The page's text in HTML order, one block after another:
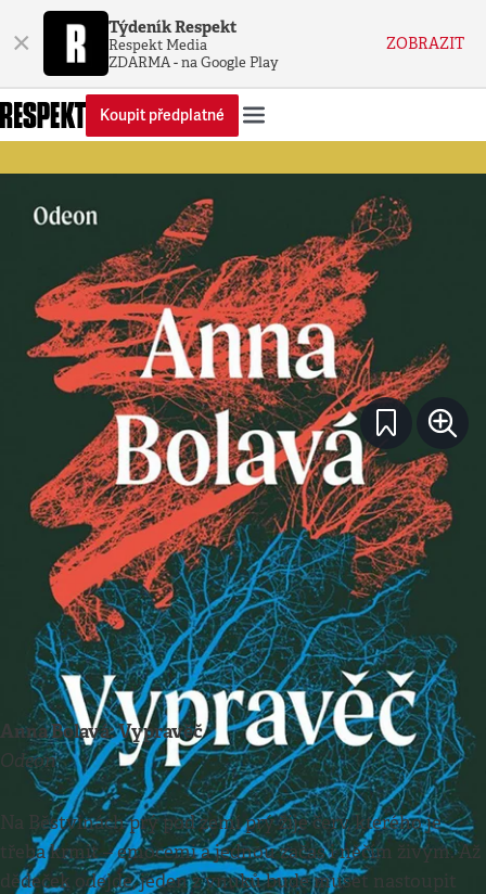
× Týdeník Respekt
Respekt Media
ZDARMA - na Google Play
ZOBRAZIT
Koupit předplatné
Respekt Sezona•18. 12. 2022 minut
Knihy
Pavel Kroulík
ČESKÁ BELETRIE
Anna Bolavá: Vypravěč
Odeon
Na Běstvinách prý pod zemí prý žije červ, kterého je
třeba krmit – emocemi a jednou začas i něčím živým. Až
dědeček odejde, jeden z vnuků bude muset nastoupit